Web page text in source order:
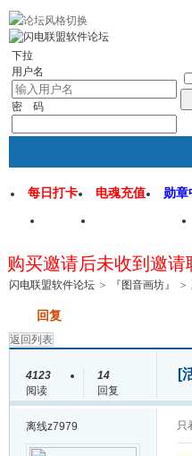
下拉
用户名
密 码
首页 闪电联盟论坛
每日打卡 电魂充值 勋章
购买邀请后未收到邀
闪电联盟软件论坛 > 『图音画坊』 >
回复
返回列表
4123
阅读
14
回复
[
离线z7979 只